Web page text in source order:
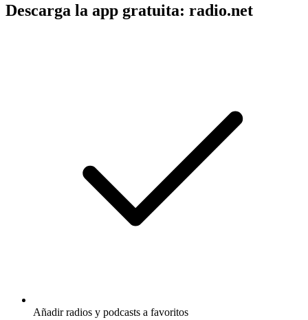
Descarga la app gratuita: radio.net
Añadir radios y podcasts a favoritos